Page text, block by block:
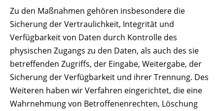
Zu den Maßnahmen gehören insbesondere die
Sicherung der Vertraulichkeit, Integrität und
Verfügbarkeit von Daten durch Kontrolle des
physischen Zugangs zu den Daten, als auch des sie
betreffenden Zugriffs, der Eingabe, Weitergabe, der
Sicherung der Verfügbarkeit und ihrer Trennung. Des
Weiteren haben wir Verfahren eingerichtet, die eine
Wahrnehmung von Betroffenenrechten, Löschung